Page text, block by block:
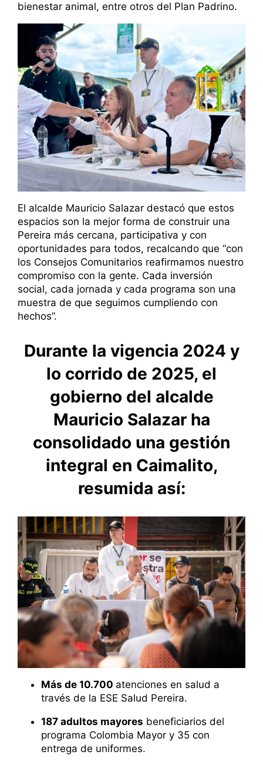
bienestar animal, entre otros del Plan Padrino.
El alcalde Mauricio Salazar destacó que estos
espacios son la mejor forma de construir una
Pereira más cercana, participativa y con
oportunidades para todos, recalcando que “con
los Consejos Comunitarios reafirmamos nuestro
compromiso con la gente. Cada inversión
social, cada jornada y cada programa son una
muestra de que seguimos cumpliendo con
hechos”.
Durante la vigencia 2024 y
lo corrido de 2025, el
gobierno del alcalde
Mauricio Salazar ha
consolidado una gestión
integral en Caimalito,
resumida así:
Más de 10.700 atenciones en salud a
través de la ESE Salud Pereira.
187 adultos mayores beneficiarios del
programa Colombia Mayor y 35 con
entrega de uniformes.